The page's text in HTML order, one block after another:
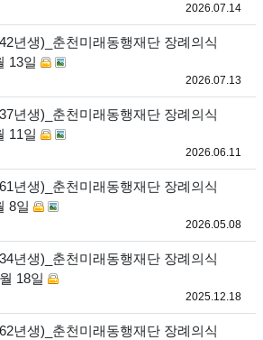
2026.07.14등록
년생)_춘천미래동행재단 장례의식
13일
2026.07.13
년생)_춘천미래동행재단 장례의식
11일
2026.06.11
년생)_춘천미래동행재단 장례의식
8일
2026.05.08등록
년생)_춘천미래동행재단 장례의식
18일
2025.12.18등록
년생)_춘천미래동행재단 장례의식